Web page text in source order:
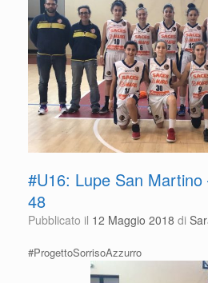
#U16: Lupe San
48
Pubblicato il 12 Maggio 2018 di
#ProgettoSorrisoAzzurro